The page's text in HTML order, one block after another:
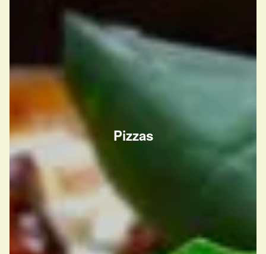
Pizzas